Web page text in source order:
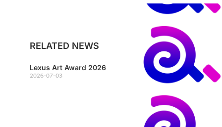
RELATED NEWS
Lexus Art Award 2026
2026-07-03